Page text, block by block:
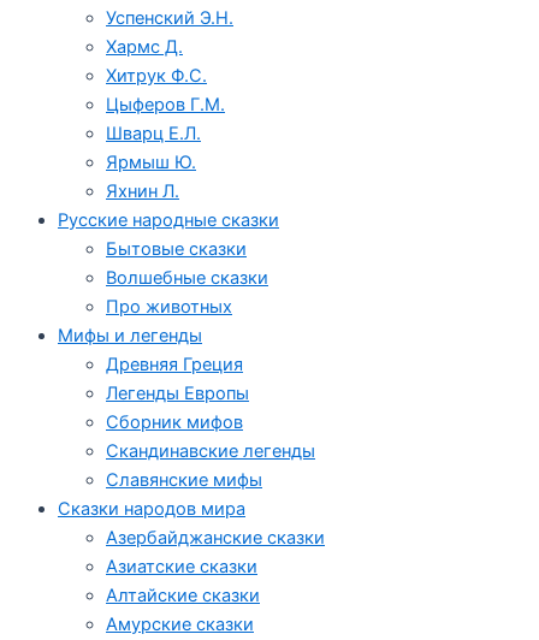
Успенский Э.Н.
Хармс Д.
Хитрук Ф.С.
Цыферов Г.М.
Шварц Е.Л.
Ярмыш Ю.
Яхнин Л.
Русские народные сказки
Бытовые сказки
Волшебные сказки
Про животных
Мифы и легенды
Древняя Греция
Легенды Европы
Сборник мифов
Скандинавские легенды
Славянские мифы
Сказки народов мира
Азербайджанские сказки
Азиатские сказки
Алтайские сказки
Амурские сказки